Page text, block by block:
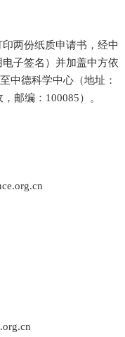
两份纸质申请书，经中
子签名）并加盖中方依
中德科学中心（地址：
邮编：100085）。